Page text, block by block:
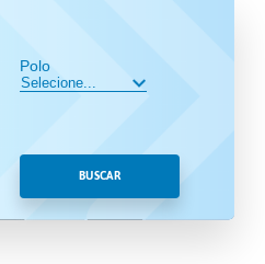
Polo
BUSCAR